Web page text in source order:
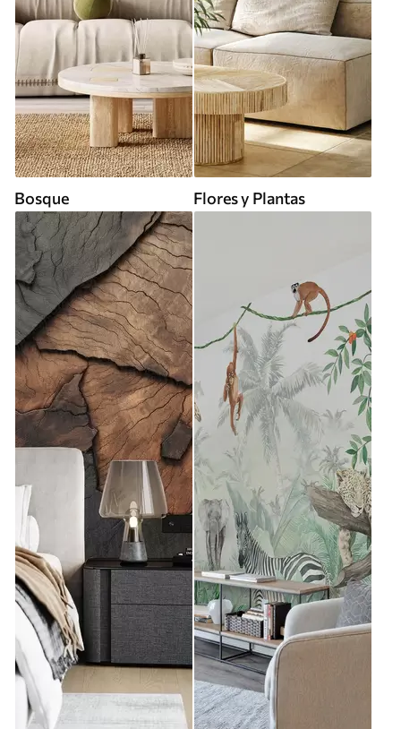
Bosque Flores y Plantas